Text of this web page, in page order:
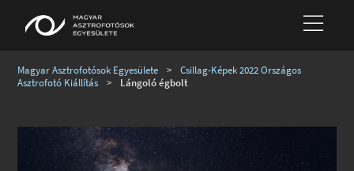
Magyar Asztrofotósok Egyesülete >
Csillag-Képek 2022 Országos
Asztrofotó Kiállítás
> Lángoló égbolt